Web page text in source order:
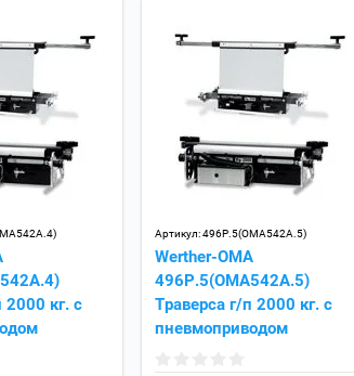
2000 кг. с
Артикул:496P.5(OMA542A.5)
Werther-OMA
496P.5(OMA542A.5)
Траверса г/п 2000 кг. с
пневмоприводом